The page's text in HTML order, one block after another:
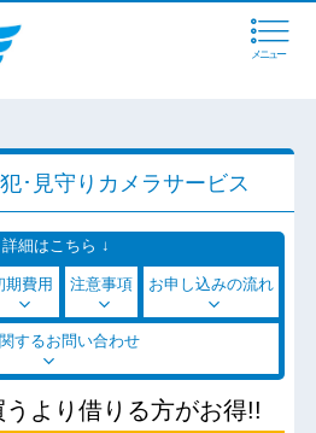
メニュー
･見守りカメラサービス
詳細はこちら ↓
期費用 注意事項 お申し込みの流れ
するお問い合わせ
より借りる方がお得!!